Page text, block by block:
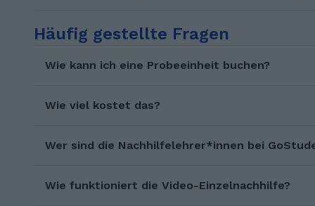
Bonn. Ich liebe
Sprachen und biete seit
mehreren Jahren
mich schon auf die
Jahr 2013 im
mit der Spezialisierung
zweisprachige (Englisch
und Spanisch)
projektorientierte Schule
gerne hilft. Ich bin
bemühe mich, jeden Tag
Häufig gestellte Fragen
Wie kann ich eine Probeeinheit buchen?
Wie viel kostet das?
Wer sind die Nachhilfelehrer*innen bei
Wie funktioniert die Video-Einzelnachhilfe?